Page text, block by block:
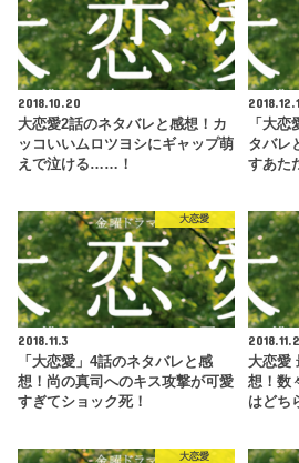
2018.10.20
大恋愛2話のネタバレと感想！カ
ッコいいムロツヨシにギャップ萌
えで泣ける……！
「大
タバレ
すあた
大恋愛
2018.11.3
「大恋愛」4話のネタバレと感
想！尚の真司へのキス攻撃が可愛
すぎてショック死！
2018.11.2
大恋愛
想！数
はどち
大恋愛